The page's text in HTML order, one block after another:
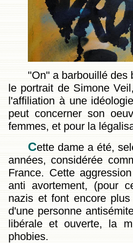
"On" a barbouillé des
le portrait de Simone
l'affiliation à une
peut concerner son
femmes, et pour la
Cette dame a été,
années, considérée
France. Cette
anti avortement, (pour
nazis et font encore
d'une personne
libérale et ouverte, la
phobies.